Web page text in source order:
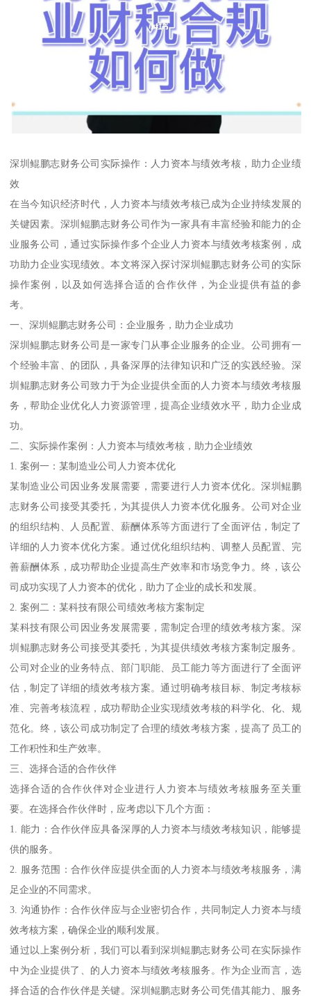
深圳鲲鹏志财务公司实际操作：人力资本与绩效考核，助力企业绩
效
在当今知识经济时代，人力资本与绩效考核已成为企业持续发展的
关键因素。深圳鲲鹏志财务公司作为一家具有丰富经验和能力的企
业服务公司，通过实际操作多个企业人力资本与绩效考核案例，成
功助力企业实现绩效。本文将深入探讨深圳鲲鹏志财务公司的实际
操作案例，以及如何选择合适的合作伙伴，为企业提供有益的参
考。
一、深圳鲲鹏志财务公司：企业服务，助力企业成功
深圳鲲鹏志财务公司是一家专门从事企业服务的企业。公司拥有一
个经验丰富、的团队，具备深厚的法律知识和广泛的实践经验。深
圳鲲鹏志财务公司致力于为企业提供全面的人力资本与绩效考核服
务，帮助企业优化人力资源管理，提高企业绩效水平，助力企业成
功。
二、实际操作案例：人力资本与绩效考核，助力企业绩效
1. 案例一：某制造业公司人力资本优化
某制造业公司因业务发展需要，需要进行人力资本优化。深圳鲲鹏
志财务公司接受其委托，为其提供人力资本优化服务。公司对企业
的组织结构、人员配置、薪酬体系等方面进行了全面评估，制定了
详细的人力资本优化方案。通过优化组织结构、调整人员配置、完
善薪酬体系，成功帮助企业提高生产效率和市场竞争力。终，该公
司成功实现了人力资本的优化，助力了企业的成长和发展。
2. 案例二：某科技有限公司绩效考核方案制定
某科技有限公司因业务发展需要，需制定合理的绩效考核方案。深
圳鲲鹏志财务公司接受其委托，为其提供绩效考核方案制定服务。
公司对企业的业务特点、部门职能、员工能力等方面进行了全面评
估，制定了详细的绩效考核方案。通过明确考核目标、制定考核标
准、完善考核流程，成功帮助企业实现绩效考核的科学化、化、规
范化。终，该公司成功制定了合理的绩效考核方案，提高了员工的
工作积性和生产效率。
三、选择合适的合作伙伴
选择合适的合作伙伴对企业进行人力资本与绩效考核服务至关重
要。在选择合作伙伴时，应考虑以下几个方面：
1. 能力：合作伙伴应具备深厚的人力资本与绩效考核知识，能够提
供的服务。
2. 服务范围：合作伙伴应提供全面的人力资本与绩效考核服务，满
足企业的不同需求。
3. 沟通协作：合作伙伴应与企业密切合作，共同制定人力资本与绩
效考核方案，确保企业的顺利发展。
通过以上案例分析，我们可以看到深圳鲲鹏志财务公司在实际操作
中为企业提供了、的人力资本与绩效考核服务。作为企业而言，选
择合适的合作伙伴是关键。深圳鲲鹏志财务公司凭借其能力、服务